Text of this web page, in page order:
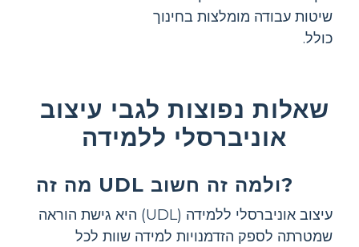
שיטות עבודה מומלצות בחינוך
כולל.
שאלות נפוצות לגבי עיצוב
אוניברסלי ללמידה
מה זה UDL ולמה זה חשוב?
עיצוב אוניברסלי ללמידה (UDL) היא גישת הוראה
שמטרתה לספק הזדמנויות למידה שוות לכל